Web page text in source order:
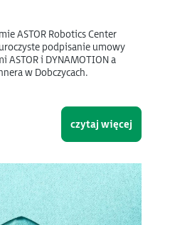
ASTOR Robotics Center
podpisanie umowy
i DYNAMOTION a
w Dobczycach.
czytaj więcej